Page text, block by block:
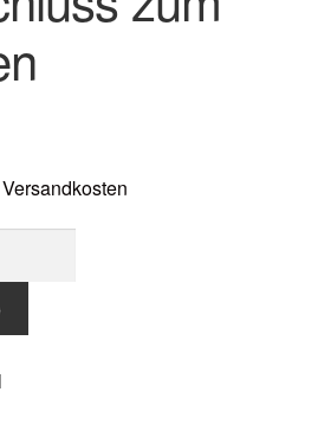
Versandkosten